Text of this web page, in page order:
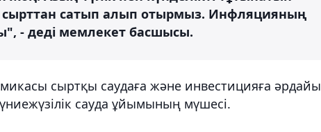
сырттан сатып алып отырмыз. Инфляцияның
- деді мемлекет басшысы.
сыртқы саудаға және инвестицияға
сауда ұйымының мүшесі.